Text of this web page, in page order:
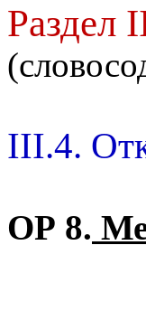
Раздел
III.4.
ОР 8.